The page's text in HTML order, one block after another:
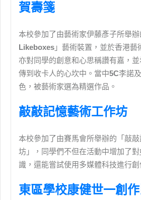
賀壽箋
本校參加了由藝術家伊藤彥子所舉
Likeboxes 」藝術裝置，並於香港
亦對同學的創意和心思稱讚有嘉，
傳到收卡人的心坎中。當中5C李諾及
色，被藝術家選為精選作品。
敲敲記憶藝術工作坊
本校參加了由賽馬會所舉辦的「敲
坊」，同學們不但在活動中增加了對
識，還能嘗試使用多媒體科技進行創
東區學校康健世一創